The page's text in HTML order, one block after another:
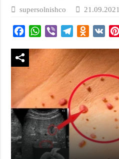
supersolnishco 21.09.2021
e
k
W
a
p
p
V
e
l
e
r
a
m
O
n
o
k
l
a
s
n
V